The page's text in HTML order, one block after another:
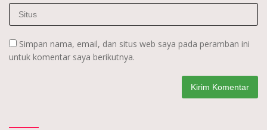
Simpan nama, email, dan situs web saya pada peramban ini
untuk komentar saya berikutnya.